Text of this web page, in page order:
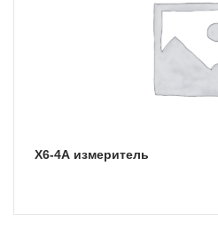
Х6-4А измеритель